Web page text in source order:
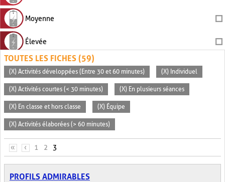
Moyenne
Élevée
TOUTES LES FICHES (59)
(X) Activités développées (Entre 30 et 60 minutes) (X) Individuel
(X) Activités courtes (< 30 minutes) (X) En plusieurs séances
(X) En classe et hors classe (X) Équipe
(X) Activités élaborées (> 60 minutes)
PAGES
« ‹ 1 2 3
PROFILS ADMIRABLES